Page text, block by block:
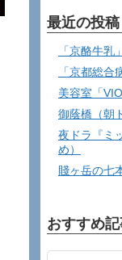
最近の投稿
「京酪牛乳
「京都総合
美容室「
御蔭橋（朝
夜ドラ『ミ
め）
賤ヶ岳の七
おすすめ